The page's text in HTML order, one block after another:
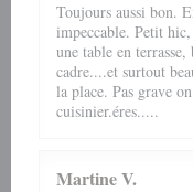
Toujours aussi bon.
impeccable. Petit
une table en
cadre....et surtout
la place. Pas grave
cuisinier.éres.....
MartineV